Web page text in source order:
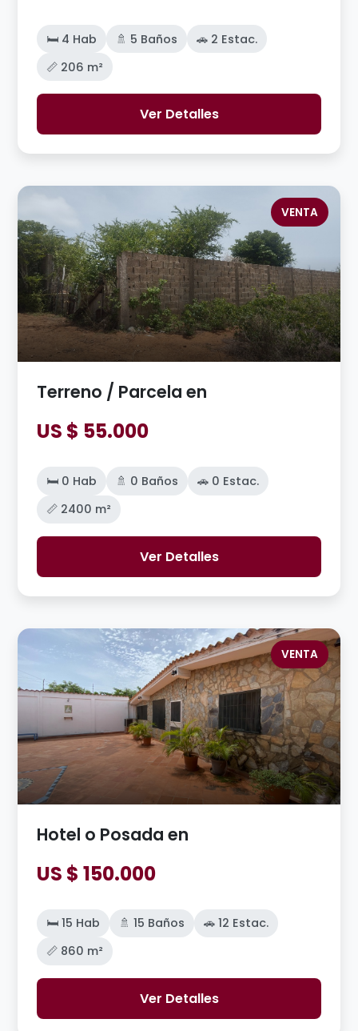
🛏️ 4 Hab 🚿 5 Baños
🚗 2 Estac.
📏 206 m²
Ver Detalles
VENTA
Terreno / Parcela en
US $ 55.000
🛏️ 0 Hab 🚿 0 Baños
🚗 0 Estac.
📏 2400 m²
Ver Detalles
VENTA
Hotel o Posada en
US $ 150.000
🛏️ 15 Hab 🚿 15 Baños
🚗 12 Estac.
📏 860 m²
Ver Detalles